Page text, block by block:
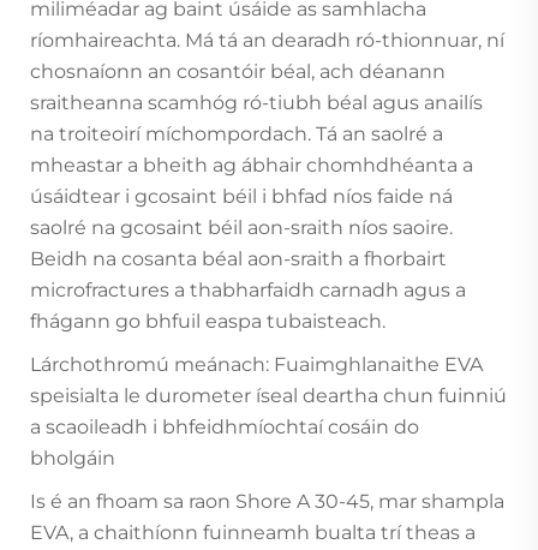
miliméadar ag baint úsáide as samhlacha
ríomhaireachta. Má tá an dearadh ró-thionnuar, ní
chosnaíonn an cosantóir béal, ach déanann
sraitheanna scamhóg ró-tiubh béal agus anailís
na troiteoirí míchompordach. Tá an saolré a
mheastar a bheith ag ábhair chomhdhéanta a
úsáidtear i gcosaint béil i bhfad níos faide ná
saolré na gcosaint béil aon-sraith níos saoire.
Beidh na cosanta béal aon-sraith a fhorbairt
microfractures a thabharfaidh carnadh agus a
fhágann go bhfuil easpa tubaisteach.
Lárchothromú meánach: Fuaimghlanaithe EVA
speisialta le durometer íseal deartha chun fuinniú
a scaoileadh i bhfeidhmíochtaí cosáin do
bholgáin
Is é an fhoam sa raon Shore A 30-45, mar shampla
EVA, a chaithíonn fuinneamh bualta trí theas a